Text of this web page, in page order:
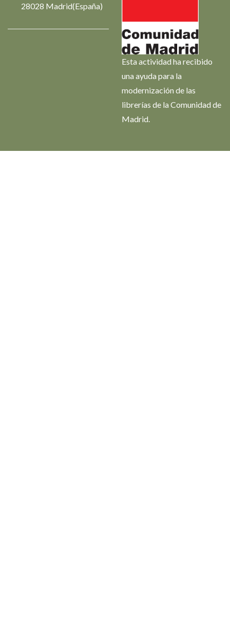
28028 Madrid(España)
Esta actividad ha recibido
una ayuda para la
modernización de las
librerías de la Comunidad de
Madrid.